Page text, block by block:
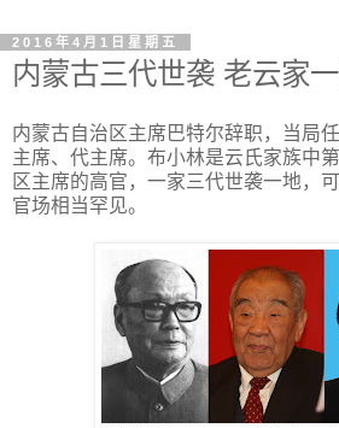
2016年4月1日星期五
内蒙古三代世袭 老云家
内蒙古自治区主席巴特尔辞职，当局
主席、代主席。布小林是云氏家族中
区主席的高官，一家三代世袭一地，
官场相当罕见。